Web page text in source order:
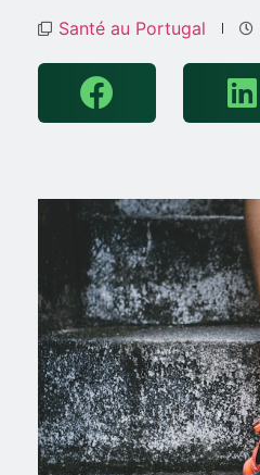
Santé au Portugal